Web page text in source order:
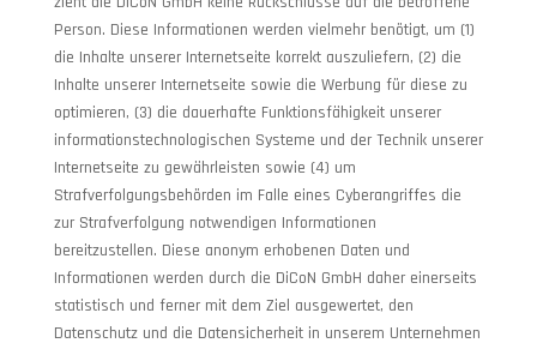
Person. Diese Informationen werden vielmehr benötigt, um (1)
die Inhalte unserer Internetseite korrekt auszuliefern, (2) die
Inhalte unserer Internetseite sowie die Werbung für diese zu
optimieren, (3) die dauerhafte Funktionsfähigkeit unserer
informationstechnologischen Systeme und der Technik unserer
Internetseite zu gewährleisten sowie (4) um
Strafverfolgungsbehörden im Falle eines Cyberangriffes die
zur Strafverfolgung notwendigen Informationen
bereitzustellen. Diese anonym erhobenen Daten und
Informationen werden durch die DiCoN GmbH daher einerseits
statistisch und ferner mit dem Ziel ausgewertet, den
Datenschutz und die Datensicherheit in unserem Unternehmen